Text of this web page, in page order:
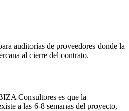
auditorías de proveedores donde la
al cierre del contrato.
Consultores es que la
a las 6-8 semanas del proyecto,